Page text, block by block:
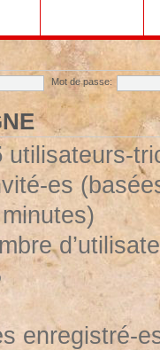
Mot de passe:
utilisateurs-
es
enregistré-